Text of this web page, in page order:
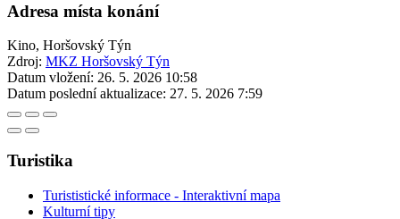
Adresa místa konání
Kino, Horšovský Týn
Zdroj: MKZ Horšovský Týn
Datum vložení: 26. 5. 2026 10:58
Datum poslední aktualizace: 27. 5. 2026 7:59
Turistika
Turististické informace - Interaktivní mapa
Kulturní tipy